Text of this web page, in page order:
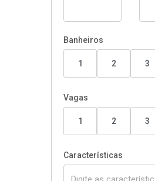
Banheiros
1 2 3
Vagas
1 2 3
Características